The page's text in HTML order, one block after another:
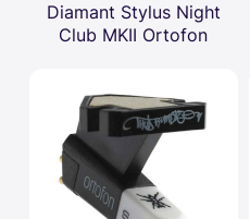
Diamant Stylus Night
Club MKII Ortofon